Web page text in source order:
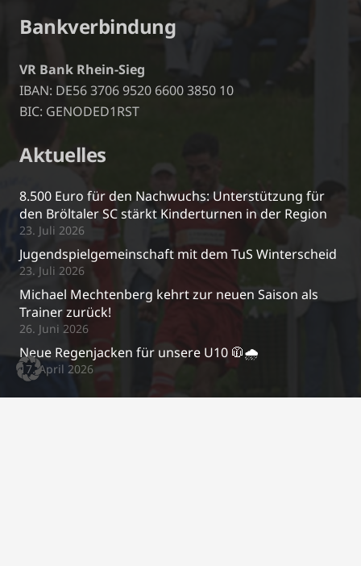
Bankverbindung
VR Bank Rhein-Sieg
IBAN: DE56 3706 9520 6600 3850 10
BIC: GENODED1RST
Aktuelles
8.500 Euro für den Nachwuchs: Unterstützung für
den Bröltaler SC stärkt Kinderturnen in der Region
23. Juli 2026
Jugendspielgemeinschaft mit dem TuS Winterscheid
23. Juli 2026
Michael Mechtenberg kehrt zur neuen Saison als
Trainer zurück!
26. Juni 2026
Neue Regenjacken für unsere U10 🧥🌧️
17. April 2026